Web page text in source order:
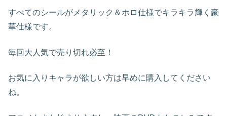
すべてのシールがメタリック＆ホロ仕様でキラキラ輝く豪
華仕様です。
毎回大人気で売り切れ必至！
お気に入りキャラが欲しい方は早めに購入してください
ね。